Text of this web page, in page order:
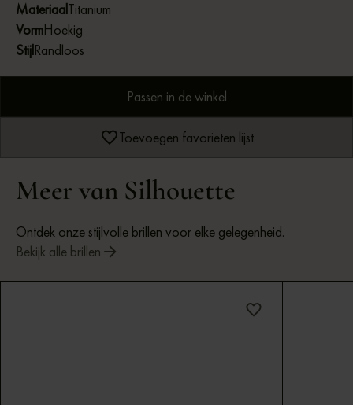
MateriaalTitanium
VormHoekig
StijlRandloos
Passen in de winkel
Toevoegen favorieten lijst
Meer van Silhouette
Ontdek onze stijlvolle brillen voor elke gelegenheid.
Bekijk alle brillen